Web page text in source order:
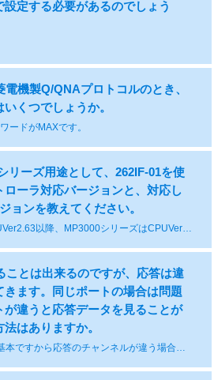
定する必要があるのでしょう
機製Q/QNAプロトコルのとき、
くつでしょうか。
ードがMAXです。
リーズ用途として、262IF-01を使
ローラ対応バージョンと、対応し
ョンを教えてください。
MP2000シリーズはCPUVer2.63以降、MP3000シリーズはCPUVer1.02以降に対応しています。FL-NETについては、Ver.2に対応しております。
ことは出来るのですが、応答は違
きます。同じポートの場合は問題
が違うと応答データを見ることが
はありますか。
UDP通信は1：1通信が基本ですから応答のチャンネルが違う場合、RCV関数を作成し受信待ちの状態にしておく方法が考えられます。但し相手からMP側へポート番号が指定できなければ通信できません。